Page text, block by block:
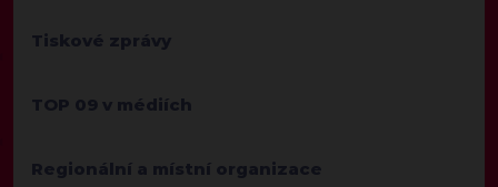
Tiskové zprávy
TOP 09 v médiích
Regionální a místní organizace